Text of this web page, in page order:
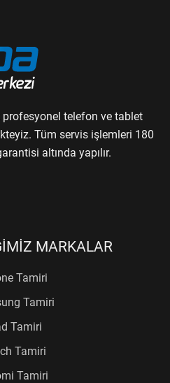
telefon ve tablet
Tüm servis işlemleri 180
altında yapılır.
MARKALAR
Tamiri
Tamiri
Tamiri
Tamiri
Tamiri